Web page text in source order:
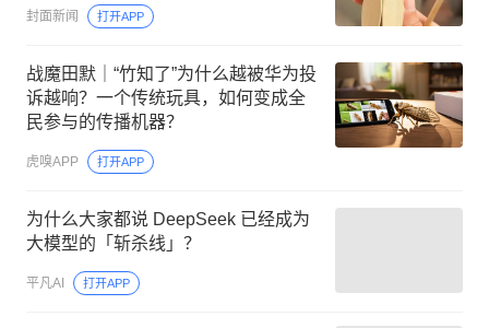
封面新闻 打开APP
战魔田默｜“竹知了”为什么越被华为投
诉越响？一个传统玩具，如何变成全
民参与的传播机器？
虎嗅APP 打开APP
为什么大家都说 DeepSeek 已经成为
大模型的「斩杀线」？
平凡AI 打开APP